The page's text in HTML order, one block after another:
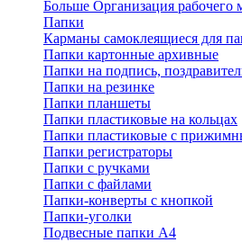
Больше Организация рабочего
Папки
Карманы самоклеящиеся для
Папки картонные архивные
Папки на подпись,
Папки на резинке
Папки планшеты
Папки пластиковые на кольцах
Папки пластиковые с
Папки регистраторы
Папки с ручками
Папки с файлами
Папки-конверты с кнопкой
Папки-уголки
Подвесные папки А4